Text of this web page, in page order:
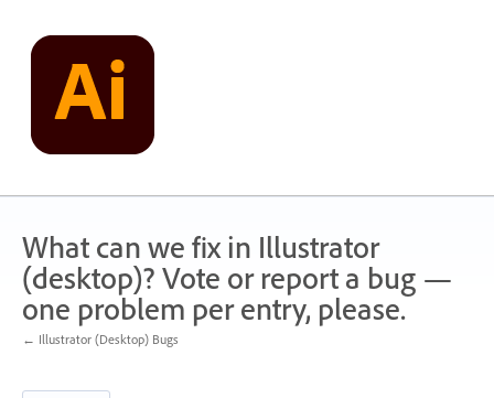
content
What can we fix in Illustrator
(desktop)? Vote or report a bug —
one problem per entry, please.
← Illustrator (Desktop) Bugs